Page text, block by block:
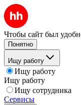
Чтобы сайт был
Понятно
Ищу работу
Ищу работу
Ищу работу
Ищу сотрудника
Сервисы